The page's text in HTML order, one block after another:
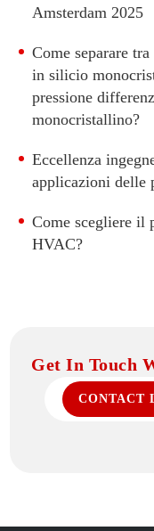
Amsterdam 2025
Come separare
in silicio
pressione
monocristallino?
Eccellenza
applicazioni delle
Come scegliere il
HVAC?
Get In Touch
CONTACT